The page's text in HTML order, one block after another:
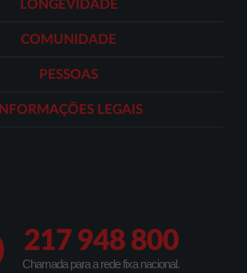
LONGEVIDADE
COMUNIDADE
PESSOAS
INFORMAÇÕES LEGAIS
217 948 800
Chamada para a rede fixa nacional.